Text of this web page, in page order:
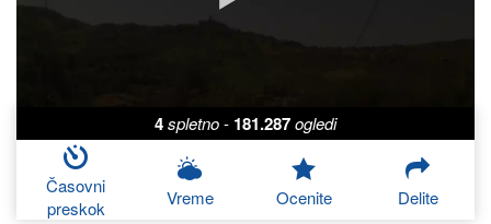
4spletno- 181.287ogledi
Časovni
preskok
Vreme Ocenite Delite